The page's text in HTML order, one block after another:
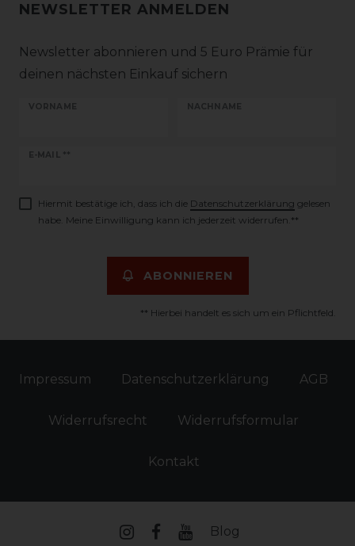
NEWSLETTER ANMELDEN
Newsletter abonnieren und 5 Euro Prämie für
deinen nächsten Einkauf sichern
VORNAME NACHNAME
E-MAIL **
Newsletter
Hiermit bestätige ich, dass ich die Daten­schutz­erklärung gelesen
habe. Meine Einwilligung kann ich jederzeit widerrufen.**
ABONNIEREN
** Hierbei handelt es sich um ein Pflichtfeld.
Impressum Daten­schutz­erklärung AGB
Widerrufs­recht Widerrufs­formular
Kontakt
Blog